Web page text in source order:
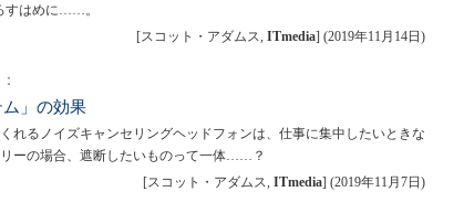
すはめに……。
[スコット・アダムス, ITmedia] (2019年11月14日 )
」の効果
れるノイズキャンセリングヘッドフォンは、仕事に集中したいときな
ーの場合、遮断したいものって一体……？
[スコット・アダムス, ITmedia] (2019年11月7日 )